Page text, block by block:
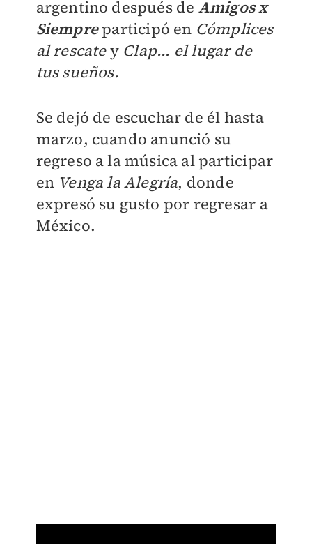
argentino después de Amigos x
Siempreparticipó en Cómplices
al rescateyClap... el lugar de
tus sueños.
Se dejó de escuchar de él hasta
marzo, cuando anunció su
regreso a la música al participar
en Venga la Alegría, donde
expresó su gusto por regresar a
México.